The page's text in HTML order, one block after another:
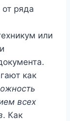
от ряда
или
как
всех
. Как